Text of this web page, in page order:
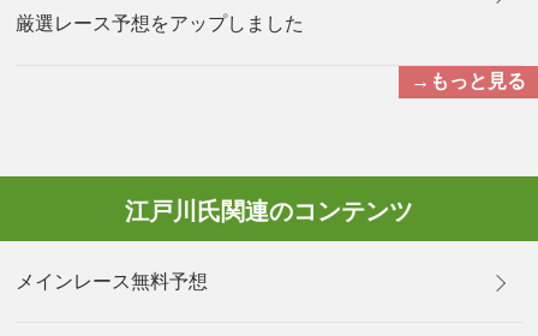
厳選レース予想をアップしました
→もっと見る
江戸川氏関連のコンテンツ
メインレース無料予想